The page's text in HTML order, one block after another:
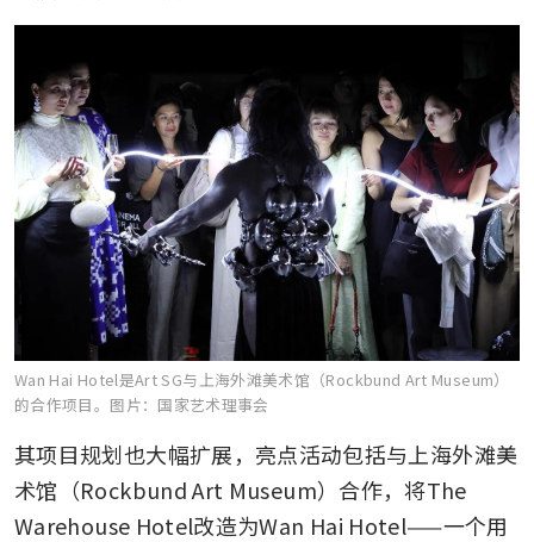
Wan Hai Hotel是Art SG与上海外滩美术馆（Rockbund Art Museum）
的合作项目。 图片：国家艺术理事会
其项目规划也大幅扩展，亮点活动包括与上海外滩美
术馆（Rockbund Art Museum）合作，将The
Warehouse Hotel改造为Wan Hai Hotel——一个用